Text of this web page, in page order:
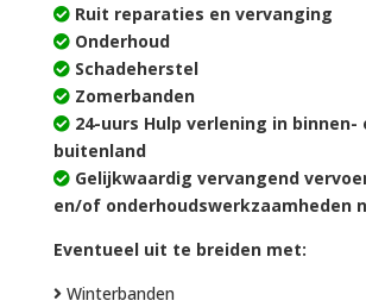
Ruit reparaties en vervanging
Onderhoud
Schadeherstel
Zomerbanden
24-uurs Hulp verlening in binnen-
buitenland
Gelijkwaardig vervangend
en/of onderhoudswerkzaamheden
Eventueel uit te breiden met:
Winterbanden